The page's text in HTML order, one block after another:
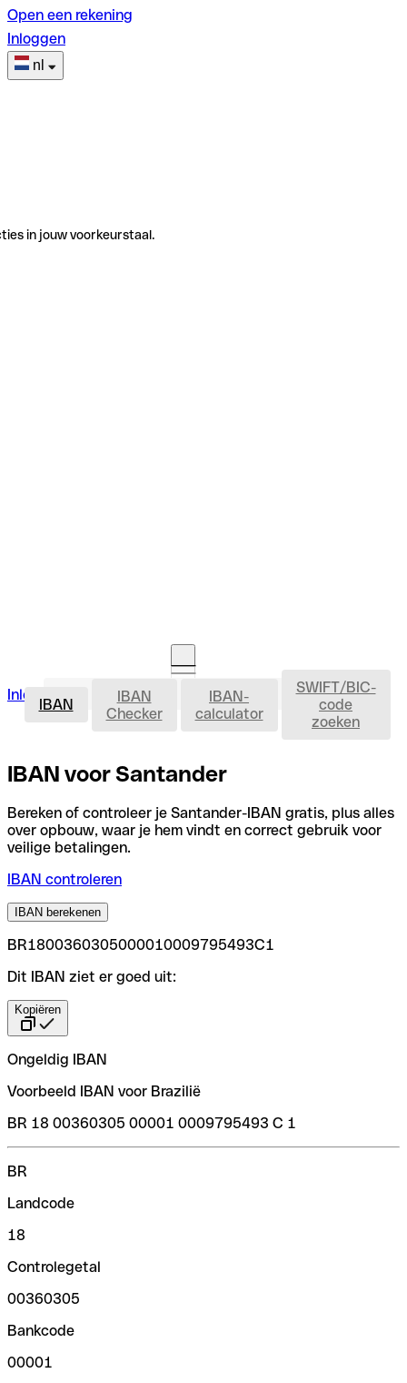
Open een rekening
Inloggen
nl
in jouw voorkeurstaal.
Inloggen Rekening openen IBAN
IBAN
IBAN
Checker
IBAN-
calculator
SWIFT/BIC-
code
zoeken
IBAN voor Santander
Bereken of controleer je Santander-IBAN gratis, plus alles
over opbouw, waar je hem vindt en correct gebruik voor
veilige betalingen.
IBAN controleren
IBAN berekenen
BR1800360305000010009795493C1
Dit IBAN ziet er goed uit:
Kopiëren
Ongeldig IBAN
Voorbeeld IBAN voor Brazilië
BR 18 00360305 00001 0009795493 C 1
BR
Landcode
18
Controlegetal
00360305
Bankcode
00001